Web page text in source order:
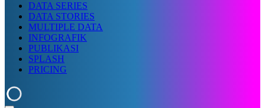
DATA SERIES
DATA STORIES
MULTIPLE DATA
INFOGRAFIK
PUBLIKASI
SPLASH
PRICING